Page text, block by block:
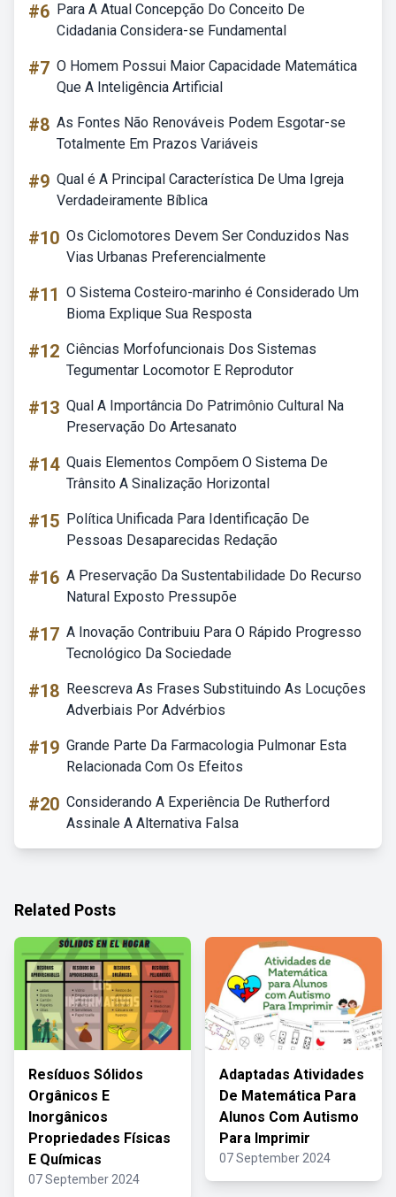
#6 Para A Atual Concepção Do Conceito De
Cidadania Considera-se Fundamental
#7 O Homem Possui Maior Capacidade Matemática
Que A Inteligência Artificial
#8 As Fontes Não Renováveis Podem Esgotar-se
Totalmente Em Prazos Variáveis
#9 Qual é A Principal Característica De Uma Igreja
Verdadeiramente Bíblica
#10 Os Ciclomotores Devem Ser Conduzidos Nas
Vias Urbanas Preferencialmente
#11 O Sistema Costeiro-marinho é Considerado Um
Bioma Explique Sua Resposta
#12 Ciências Morfofuncionais Dos Sistemas
Tegumentar Locomotor E Reprodutor
#13 Qual A Importância Do Patrimônio Cultural Na
Preservação Do Artesanato
#14 Quais Elementos Compõem O Sistema De
Trânsito A Sinalização Horizontal
#15 Política Unificada Para Identificação De
Pessoas Desaparecidas Redação
#16 A Preservação Da Sustentabilidade Do Recurso
Natural Exposto Pressupõe
#17 A Inovação Contribuiu Para O Rápido Progresso
Tecnológico Da Sociedade
#18 Reescreva As Frases Substituindo As Locuções
Adverbiais Por Advérbios
#19 Grande Parte Da Farmacologia Pulmonar Esta
Relacionada Com Os Efeitos
#20 Considerando A Experiência De Rutherford
Assinale A Alternativa Falsa
Related Posts
Resíduos Sólidos
Orgânicos E
Inorgânicos
Propriedades Físicas
E Químicas
07 September 2024
Adaptadas Atividades
De Matemática Para
Alunos Com Autismo
Para Imprimir
07 September 2024